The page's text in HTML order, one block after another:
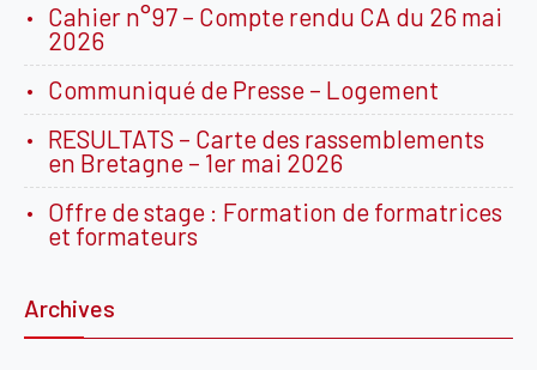
Cahier n°97 – Compte rendu CA du 26 mai
2026
Communiqué de Presse – Logement
RESULTATS – Carte des rassemblements
en Bretagne – 1er mai 2026
Offre de stage : Formation de formatrices
et formateurs
Archives